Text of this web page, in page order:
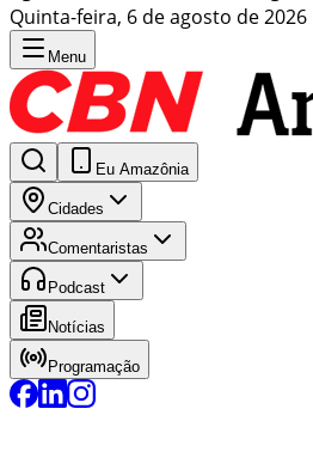
Quinta-feira, 6 de agosto de 2026
Menu
Eu Amazônia
Cidades
Comentaristas
Podcast
Notícias
Programação